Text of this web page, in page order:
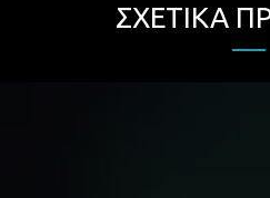
ΣΧΕΤΙΚΆ